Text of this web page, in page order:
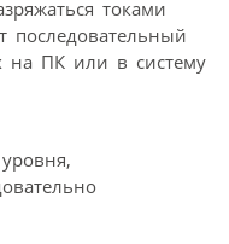
токами
последовательный
на ПК или в систему